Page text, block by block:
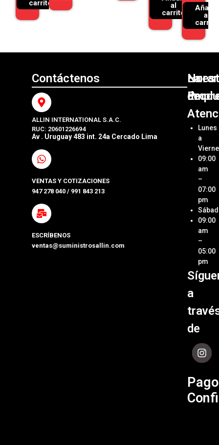
carrito
al
carrito
Añadir
al
carrito
Contáctenos
ALLIN INTERNATIONAL S.A.C.
RUC: 20601226694
Av . Uruguay 483 int. 24a Cercado Lima
VENTAS Y COTIZACIONES
947 278 040 / 991 843 213
ESCRÍBENOS
ventas@suministrosallin.com
y Pcs
La
Allin
SAC
Ubica
Tienda
de
de
de
de
Lunes
a
09:00
am
–
07:00
pm
09:00
am
–
05:00
pm
a
de